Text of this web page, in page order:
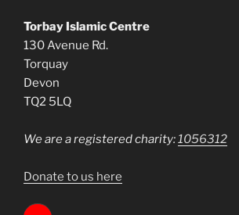
Torbay Islamic Centre
130 Avenue Rd.
Torquay
Devon
TQ2 5LQ
We are a registered charity: 1056312
Donate to us here